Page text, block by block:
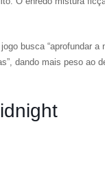
busca “aprofundar a
dando mais peso ao